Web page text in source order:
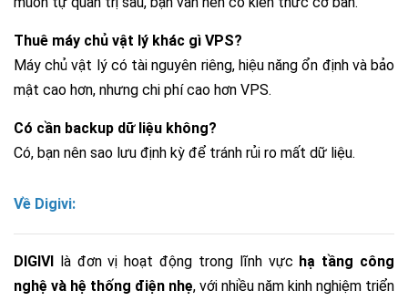
Thuê máy chủ vật lý khác gì VPS?
Máy chủ vật lý có tài nguyên riêng, hiệu năng ổn định và bảo
mật cao hơn, nhưng chi phí cao hơn VPS.
Có cần backup dữ liệu không?
Có, bạn nên sao lưu định kỳ để tránh rủi ro mất dữ liệu.
Về Digivi:
DIGIVI là đơn vị hoạt động trong lĩnh vực hạ tầng công
nghệ và hệ thống điện nhẹ, với nhiều năm kinh nghiệm triển